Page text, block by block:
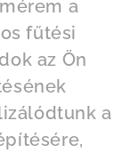
a
fűtési
az Ön
a